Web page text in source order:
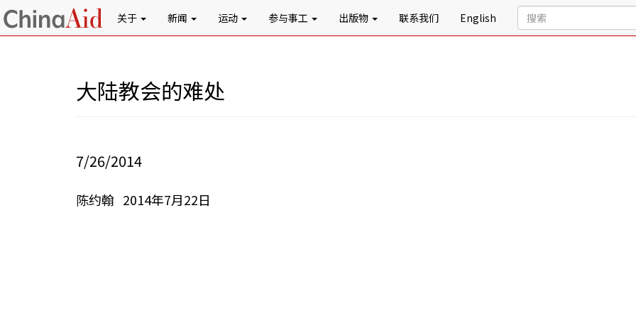
关于 新闻 运动 参与事工 出版物 联系我们 English
大陆教会的难处
7/26/2014
陈约翰 2014年7月22日